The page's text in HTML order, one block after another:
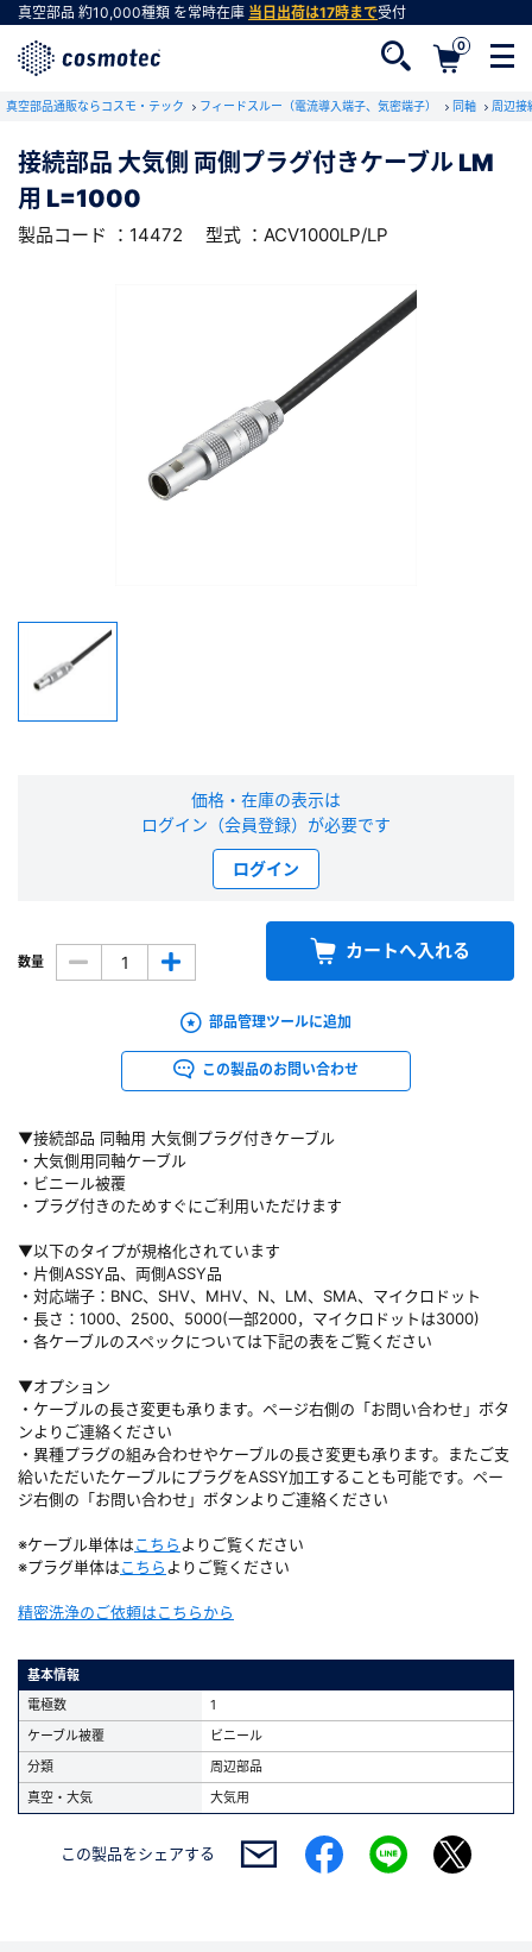
真空部品 約10,000種類 を常時在庫 当日出荷は17時まで受付
0
真空部品通販ならコスモ・テック フィードスルー（電流導入端子、気密端子） 同軸 周辺
接続部品 大気側 両側プラグ付きケーブル LM
用 L=1000
製品コード ：14472 型式 ：ACV1000LP/LP
▼接続部品 同軸用 大気側プラグ付きケーブル
・大気側用同軸ケーブル
・ビニール被覆
・プラグ付きのためすぐにご利用いただけます
▼以下のタイプが規格化されています
・片側ASSY品、両側ASSY品
・対応端子：BNC、SHV、MHV、N、LM、SMA、マイクロドット
・長さ：1000、2500、5000(一部2000，マイクロドットは3000)
・各ケーブルのスペックについては下記の表をご覧ください
▼オプション
・ケーブルの長さ変更も承ります。ページ右側の「お問い合わせ」ボタ
ンよりご連絡ください
・異種プラグの組み合わせやケーブルの長さ変更も承ります。またご支
給いただいたケーブルにプラグをASSY加工することも可能です。ペー
ジ右側の「お問い合わせ」ボタンよりご連絡ください
※ケーブル単体はこちらよりご覧ください
※プラグ単体はこちらよりご覧ください
精密洗浄のご依頼はこちらから
基本情報
電極数
1
ケーブル被覆
ビニール
分類
周辺部品
真空・大気
大気用
価格・在庫の表示は
ログイン（会員登録）が必要です
ログイン
数量 カートへ入れる
部品管理ツールに追加
この製品のお問い合わせ
この製品をシェアする
RoHS2適合報告書のダウンロード
下記製品のRoHS2適合報告書のダウンロードをします。
用 L=1000
型式 ：ACV1000LP/LP 製品コード ：14472
ダウンロードする
会員登録がお済みでない方
会員登録をすれば、便利な機能がご利用いただけ
※新規会員登録をお申し込み頂いてから本登録となるまで、数日間かかる場合
があります。また当社の判断によりお断りする場合があります。
ログイン
お問い合わせページ